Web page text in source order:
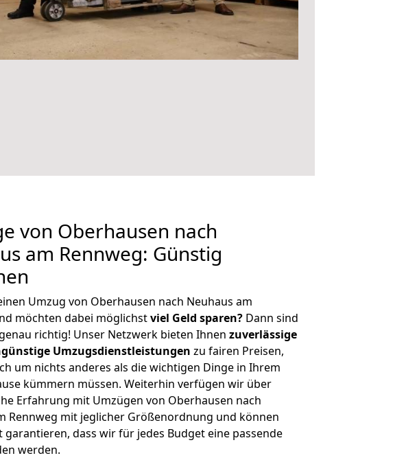
von Oberhausen nach
am Rennweg: Günstig
Umzug von Oberhausen nach Neuhaus am
möchten dabei möglichstviel Geld sparen? Dann sind
richtig! Unser Netzwerk bieten Ihnen zuverlässige
Umzugsdienstleistungen zu fairen Preisen,
um nichts anderes als die wichtigen Dinge in Ihrem
kümmern müssen. Weiterhin verfügen wir über
Erfahrung mit Umzügen von Oberhausen nach
Rennweg mit jeglicher Größenordnung und können
garantieren, dass wir für jedes Budget eine passende
werden.